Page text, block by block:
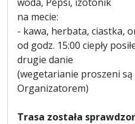
na mecie:
- kawa, herbata, ciastka,
od godz. 15:00 ciepły
drugie danie
(wegetarianie proszeni
Organizatorem)
Trasa została